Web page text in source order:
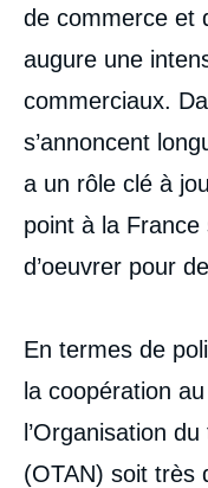
de commerce et
augure une
commerciaux.
s’annoncent
a un rôle clé à
point à la
d’oeuvrer pour
En termes de
la coopération
l’Organisation
(OTAN) soit très